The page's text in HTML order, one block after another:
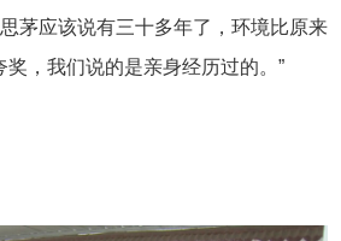
茅应该说有三十多年了，环境比原来
奖，我们说的是亲身经历过的。”